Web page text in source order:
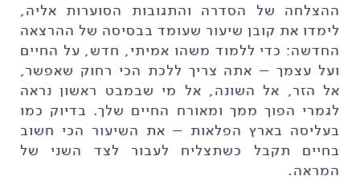
ההצלחה של הסדרה והתגובות הסוערות אליה,
לימדו את קובן שיעור שעומד בבסיסה של ההרצאה
החדשה: כדי ללמוד משהו אמיתי, חדש, על החיים
ועל עצמך – אתה צריך ללכת הכי רחוק שאפשר,
אל הזר, אל השונה, אל מי שבמבט ראשון נראה
לגמרי הפוך ממך ומאורח החיים שלך. בדיוק כמו
בעליסה בארץ הפלאות – את השיעור הכי חשוב
בחיים תקבל כשתצליח לעבור לצד השני של
המראה.